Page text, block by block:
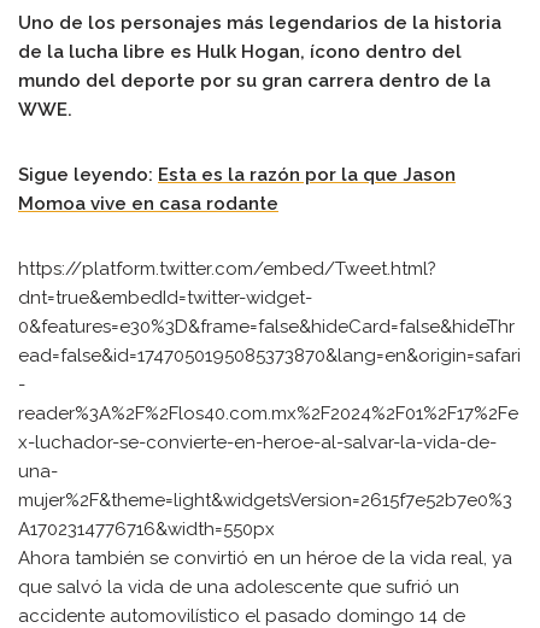
Uno de los personajes más legendarios de la historia
de la lucha libre es Hulk Hogan, ícono dentro del
mundo del deporte por su gran carrera dentro de la
WWE.
Sigue leyendo: Esta es la razón por la que Jason
Momoa vive en casa rodante
https://platform.twitter.com/embed/Tweet.html?
dnt=true&embedId=twitter-widget-
0&features=e30%3D&frame=false&hideCard=false&hideThr
ead=false&id=1747050195085373870&lang=en&origin=safari
-
reader%3A%2F%2Flos40.com.mx%2F2024%2F01%2F17%2Fe
x-luchador-se-convierte-en-heroe-al-salvar-la-vida-de-
una-
mujer%2F&theme=light&widgetsVersion=2615f7e52b7e0%3
A1702314776716&width=550px
Ahora también se convirtió en un héroe de la vida real, ya
que salvó la vida de una adolescente que sufrió un
accidente automovilístico el pasado domingo 14 de